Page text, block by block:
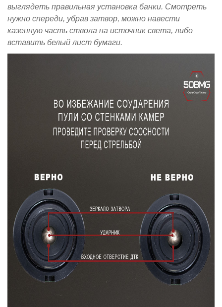
выглядеть правильная установка банки. Смотреть
нужно спереди, убрав затвор, можно навести
казенную часть ствола на источник света, либо
вставить белый лист бумаги.